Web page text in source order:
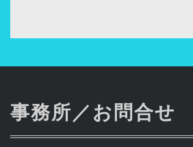
事務所／お問合せ